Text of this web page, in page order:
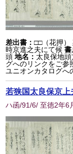
差出書：□□（花押）
時京進之夫にて候 書
頭 地名： 太良保地頭
グへのリンクをご参
ユニオンカタログへ
若狭国太良保京上
ハ函/91/6/ 至徳2年6